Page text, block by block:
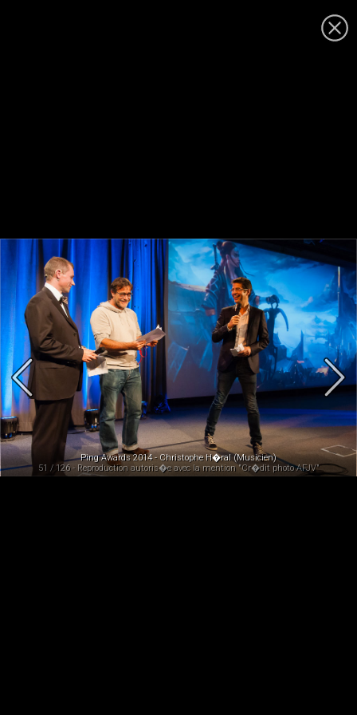
Ping Awards 2014 - Christophe H�ral (Musicien)
51 / 126 - Reproduction autoris�e avec la mention "Cr�dit photo AFJV"